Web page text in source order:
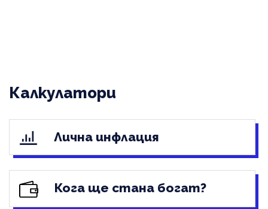
Калкулатори
Лична инфлация
Кога ще стана богат?